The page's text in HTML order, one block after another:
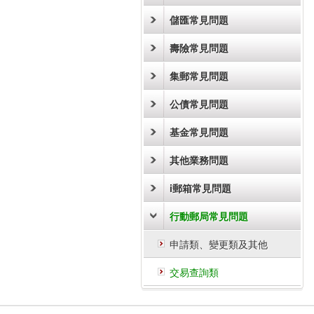
儲匯常見問題
壽險常見問題
集郵常見問題
公債常見問題
基金常見問題
其他業務問題
i郵箱常見問題
行動郵局常見問題
申請類、變更類及其他
交易查詢類